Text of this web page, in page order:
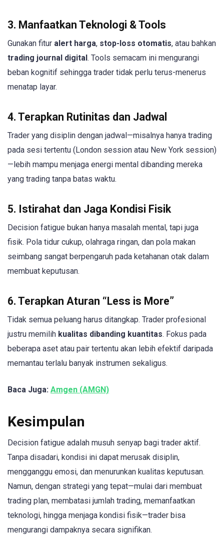
3. Manfaatkan Teknologi & Tools
Gunakan fitur alert harga, stop-loss otomatis, atau bahkan
trading journal digital. Tools semacam ini mengurangi
beban kognitif sehingga trader tidak perlu terus-menerus
menatap layar.
4. Terapkan Rutinitas dan Jadwal
Trader yang disiplin dengan jadwal—misalnya hanya trading
pada sesi tertentu (London session atau New York session)
—lebih mampu menjaga energi mental dibanding mereka
yang trading tanpa batas waktu.
5. Istirahat dan Jaga Kondisi Fisik
Decision fatigue bukan hanya masalah mental, tapi juga
fisik. Pola tidur cukup, olahraga ringan, dan pola makan
seimbang sangat berpengaruh pada ketahanan otak dalam
membuat keputusan.
6. Terapkan Aturan “Less is More”
Tidak semua peluang harus ditangkap. Trader profesional
justru memilih kualitas dibanding kuantitas. Fokus pada
beberapa aset atau pair tertentu akan lebih efektif daripada
memantau terlalu banyak instrumen sekaligus.
Baca Juga: Amgen (AMGN)
Kesimpulan
Decision fatigue adalah musuh senyap bagi trader aktif.
Tanpa disadari, kondisi ini dapat merusak disiplin,
mengganggu emosi, dan menurunkan kualitas keputusan.
Namun, dengan strategi yang tepat—mulai dari membuat
trading plan, membatasi jumlah trading, memanfaatkan
teknologi, hingga menjaga kondisi fisik—trader bisa
mengurangi dampaknya secara signifikan.